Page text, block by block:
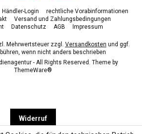
Händler-Login
rechtliche Vorabinformationen
Versand und Zahlungsbedingungen
Datenschutz AGB Impressum
Mehrwertsteuer zzgl. Versandkosten und ggf.
wenn nicht anders beschrieben
- All Rights Reserved. Theme by
ThemeWare®
Widerruf